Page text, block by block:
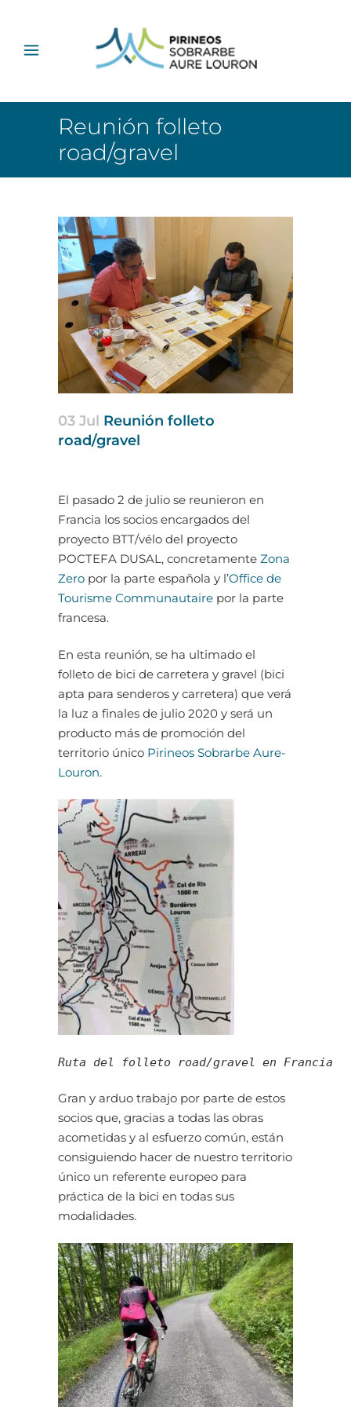
Reunión folleto
road/gravel
03 Jul Reunión folleto
road/gravel
El pasado 2 de julio se reunieron en
Francia los socios encargados del
proyecto BTT/vélo del proyecto
POCTEFA DUSAL, concretamente Zona
Zero por la parte española y l’Office de
Tourisme Communautaire por la parte
francesa.
En esta reunión, se ha ultimado el
folleto de bici de carretera y gravel (bici
apta para senderos y carretera) que verá
la luz a finales de julio 2020 y será un
producto más de promoción del
territorio único Pirineos Sobrarbe Aure-
Louron.
Ruta del folleto road/gravel en Francia
Gran y arduo trabajo por parte de estos
socios que, gracias a todas las obras
acometidas y al esfuerzo común, están
consiguiendo hacer de nuestro territorio
único un referente europeo para
práctica de la bici en todas sus
modalidades.